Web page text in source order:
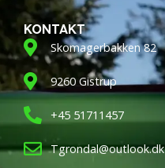
KONTAKT
Skomagerbakken 82
9260 Gistrup
+45 51711457
Tgrondal@outlook.dk